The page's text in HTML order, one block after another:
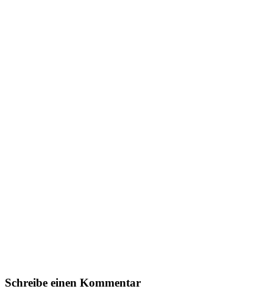
Schreibe einen Kommentar